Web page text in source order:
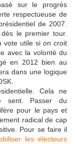
sur le progrès
respectueuse de
de 2007.
le premier tour.
vote utile si on croit
avec la volonté du
en 2012 bien au
dans une logique
Cela ne
sent. Passer du
pour le pays et
radical de cap
Pour se faire il
les électeurs